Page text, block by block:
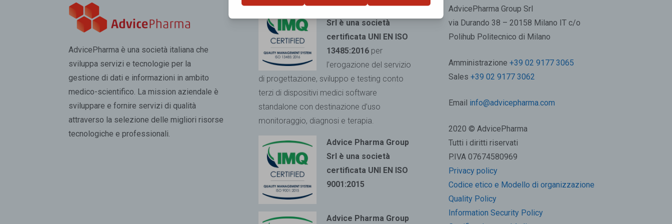
AdvicePharma è una società italiana che
sviluppa servizi e tecnologie per la
gestione di dati e informazioni in ambito
medico-scientifico. La mission aziendale è
sviluppare e fornire servizi di qualità
attraverso la selezione delle migliori risorse
tecnologiche e professionali.
Advice Pharma Group
Srl è una società
certificata UNI EN ISO
13485:2016per
l’erogazione del servizio
di progettazione, sviluppo e testing conto
terzi di dispositivi medici software
standalone con destinazione d’uso
monitoraggio, diagnosi e terapia.
Advice Pharma Group
Srl è una società
certificata UNI EN ISO
9001:2015
Advice Pharma Group
AdvicePharma Group Srl
via Durando 38 – 20158 Milano IT c/o
Polihub Politecnico di Milano
Amministrazione +39 02 9177 3065
Sales +39 02 9177 3062
Email info@advicepharma.com
2020 © AdvicePharma
Tutti i diritti riservati
P.IVA 07674580969
Privacy policy
Codice etico e Modello di organizzazione
Quality Policy
Information Security Policy